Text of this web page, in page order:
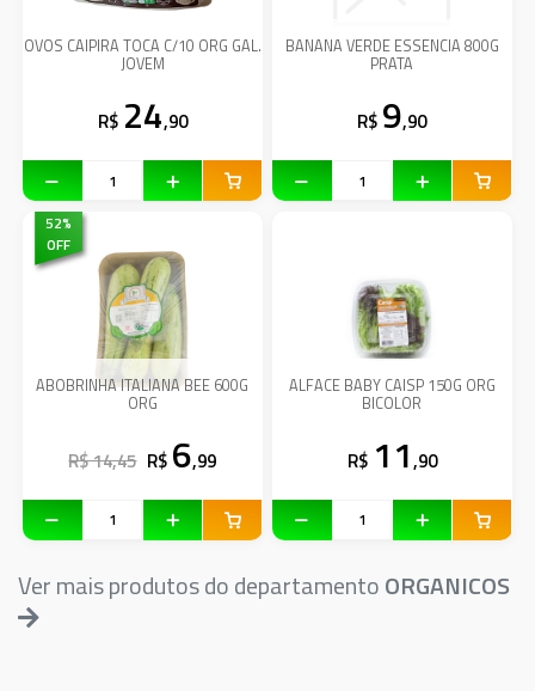
OVOS CAIPIRA TOCA C/10 ORG GAL.
JOVEM
R$ 24,90
BANANA VERDE ESSENCIA 800G
PRATA
R$ 9,90
52%
OFF
ABOBRINHA ITALIANA BEE 600G
ORG
R$ 14,45 R$ 6,99
ALFACE BABY CAISP 150G ORG
BICOLOR
R$ 11,90
Ver mais produtos do departamentoORGANICOS